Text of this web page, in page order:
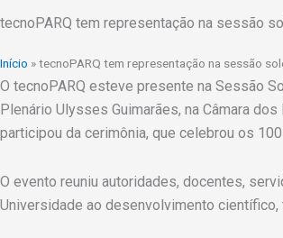
tecnoPARQ tem representação na sessão
Início »tecnoPARQ tem representação na sessão
O tecnoPARQ esteve presente na Sessão
Plenário Ulysses Guimarães, na Câmara
participou da cerimônia, que celebrou os
O evento reuniu autoridades, docentes,
Universidade ao desenvolvimento